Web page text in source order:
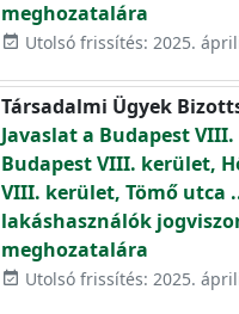
meghozatalára
event_available Utolsó frissítés: 2025.
Társadalmi Ügyek
Javaslat a Budapest
Budapest VIII. kerület,
VIII. kerület, Tömő utca
lakáshasználók
meghozatalára
event_available Utolsó frissítés: 2025.